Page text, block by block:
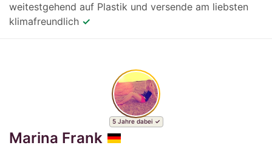
weitestgehend auf Plastik und versende am liebsten
klimafreundlich ✓
5 Jahre dabei
Marina Frank